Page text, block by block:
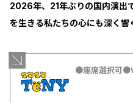
2026年、21年ぶりの国内演出
を生きる私たちの心にも深く響
●座席選択可